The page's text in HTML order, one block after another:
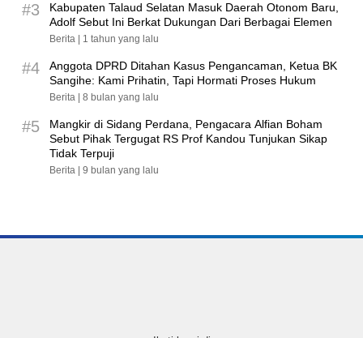
#3
Kabupaten Talaud Selatan Masuk Daerah Otonom Baru,
Adolf Sebut Ini Berkat Dukungan Dari Berbagai Elemen
Berita | 1 tahun yang lalu
#4
Anggota DPRD Ditahan Kasus Pengancaman, Ketua BK
Sangihe: Kami Prihatin, Tapi Hormati Proses Hukum
Berita | 8 bulan yang lalu
#5
Mangkir di Sidang Perdana, Pengacara Alfian Boham
Sebut Pihak Tergugat RS Prof Kandou Tunjukan Sikap
Tidak Terpuji
Berita | 9 bulan yang lalu